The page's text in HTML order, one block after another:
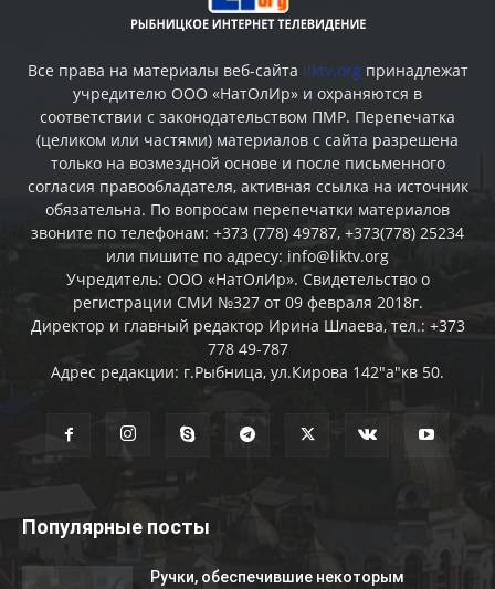
Все права на материалы веб-сайта liktv.org принадлежат
учредителю ООО «НатОлИр» и охраняются в
соответствии с законодательством ПМР. Перепечатка
(целиком или частями) материалов c сайта разрешена
только на возмездной основе и после письменного
согласия правообладателя, активная ссылка на источник
обязательна. По вопросам перепечатки материалов
звоните по телефонам: +373 (778) 49787, +373(778) 25234
или пишите по адресу: info@liktv.org
Учредитель: ООО «НатОлИр». Свидетельство о
регистрации СМИ №327 от 09 февраля 2018г.
Директор и главный редактор Ирина Шлаева, тел.: +373
778 49-787
Адрес редакции: г.Рыбница, ул.Кирова 142"а"кв 50.
Популярные посты
Ручки, обеспечившие некоторым